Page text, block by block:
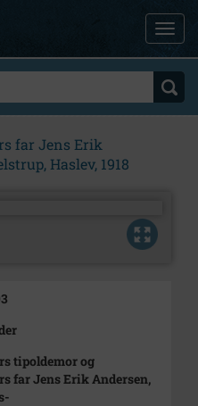
far Jens Erik
Haslev, 1918
tipoldemor og
far Jens Erik Andersen,